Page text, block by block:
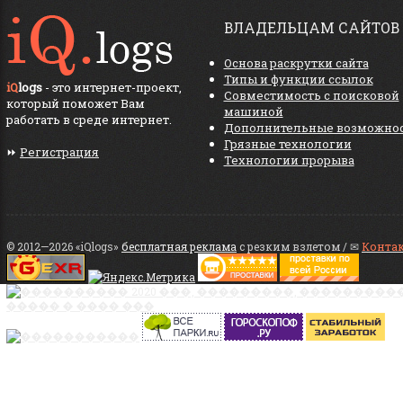
iQlogs - это интернет-проект,
который поможет Вам
работать в среде интернет.
⏩ Регистрация
ВЛАДЕЛЬЦАМ САЙТОВ
Основа раскрутки сайта
Типы и функции ссылок
Совместимость с поисковой
машиной
Дополнительные
Грязные технологии
Технологии прорыва
© 2012—2026 «iQlogs» бесплатная реклама с резким взлетом / ✉